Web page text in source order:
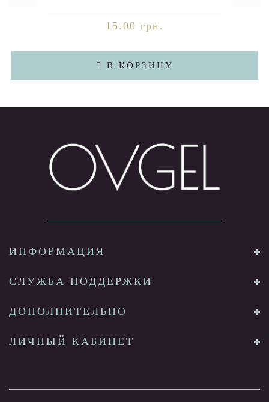
15.00 грн.
В КОРЗИНУ
ИНФОРМАЦИЯ
СЛУЖБА ПОДДЕРЖКИ
ДОПОЛНИТЕЛЬНО
ЛИЧНЫЙ КАБИНЕТ